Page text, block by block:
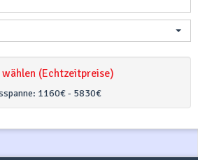
wählen (Echtzeitpreise)
1160€ - 5830€